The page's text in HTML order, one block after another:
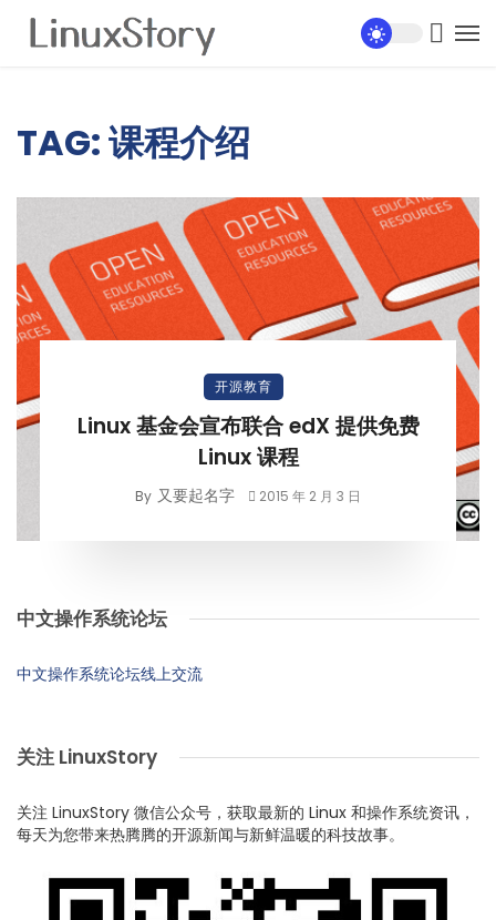
TAG: 课程介绍
开源教育
Linux 基金会宣布联合 edX 提供免费
Linux 课程
By 又要起名字 2015 年 2 月 3 日
中文操作系统论坛
中文操作系统论坛线上交流
关注 LinuxStory
关注 LinuxStory 微信公众号，获取最新的 Linux 和操作系统资讯，
每天为您带来热腾腾的开源新闻与新鲜温暖的科技故事。